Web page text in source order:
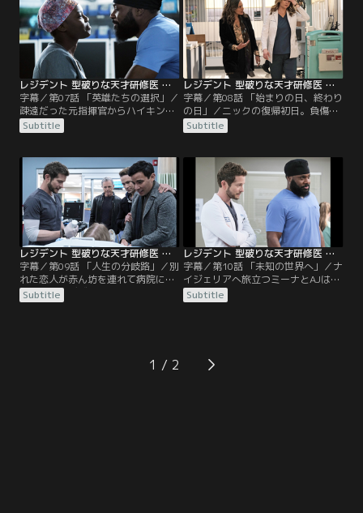
方、市内の病院はチャスティンの入
院患者たちが流れたためにどこも満
床になり、新規の患者も受け付けら
れない状態に。
り、両手の移植手術を待つ少年にも
思わぬ影響が。困り果てたヴォスた
ちは、ベルのつてで意外な人物を助
っ人に呼ぶ。事件の後遺症に苦しむ
ニックは…。
レジデント 型破りな天才研修医 シーズン4 第07話／字幕
字幕／第07話 「英雄たちの選択」／
疎遠だった元指揮官からハイキング
中にケガをしたと連絡を受けたコン
ラッド。急いで救助に向かうが、彼
さを感じていた。病院では、ビザが
更新されず国外退去になる不安を抱
くミーナが大手術に挑もうとしてい
た。一方、デヴォンは治療を諦め、
痛みの管理をしたいという元ダンサ
ーを説得し、治療を試みる。
Subtitle
レジデント 型破りな天才研修医 シーズン4 第08話／字幕
字幕／第08話 「始まりの日、終わり
の日」／ニックの復帰初日。負傷で
搬送されてきた受刑者はなんとニッ
クを刺した男だった。彼女はトラウ
この日は、新人リーラのインターン
初日でもあった。彼女の仕事ぶりに
はムラがあり、デヴォンはその理由
を知る。体が少し回復してきたケイ
ンは、脳神経外科医への復帰を目指
して…。
Subtitle
レジデント 型破りな天才研修医 シーズン4 第09話／字幕
字幕／第09話 「人生の分岐路」／別
れた恋人が赤ん坊を連れて病院に現
れ動揺するデヴォンに、結婚相談業
者の患者が興味を示す。救急搬送さ
期せぬトラブルが起こる。ケインは
理学療法で知り合ったローズを励ま
Subtitle
レジデント 型破りな天才研修医 シーズン4 第10話／字幕
字幕／第10話 「未知の世界へ」／ナ
イジェリアへ旅立つミーナとAJはチ
ャスティン最後の日。別れを惜しむ
中、ミーナだけはいつものように
したようだった。ケインは周りの想
像以上に順調に回復し、手術に復帰
Subtitle
1